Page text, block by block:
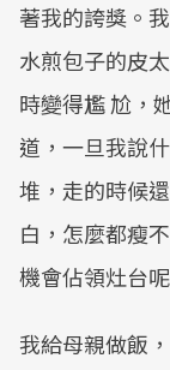
著我的誇獎。
水煎包子的皮
時變得尷 尬，
道，一旦我說
堆，走的時候
白，怎麼都瘦
機會佔領灶台
我給母親做飯